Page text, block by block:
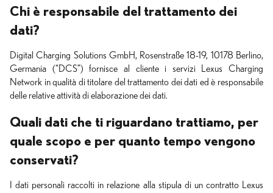
Chi è responsabile del trattamento dei
dati?
Digital Charging Solutions GmbH, Rosenstraße 18-19, 10178 Berlino,
Germania (“DCS”) fornisce al cliente i servizi Lexus Charging
Network in qualità di titolare del trattamento dei dati ed è responsabile
delle relative attività di elaborazione dei dati.
Quali dati che ti riguardano trattiamo, per
quale scopo e per quanto tempo vengono
conservati?
I dati personali raccolti in relazione alla stipula di un contratto Lexus